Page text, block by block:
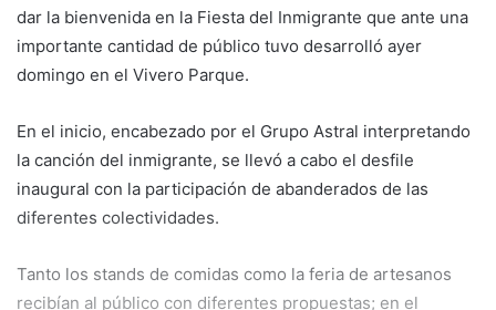
dar la bienvenida en la Fiesta del Inmigrante que ante una
importante cantidad de público tuvo desarrolló ayer
domingo en el Vivero Parque.
En el inicio, encabezado por el Grupo Astral interpretando
la canción del inmigrante, se llevó a cabo el desfile
inaugural con la participación de abanderados de las
diferentes colectividades.
Tanto los stands de comidas como la feria de artesanos
recibían al público con diferentes propuestas; en el